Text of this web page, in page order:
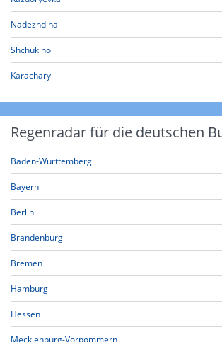
Nadezhdina
Shchukino
Karachary
Regenradar für die deutschen
Baden-Württemberg
Bayern
Berlin
Brandenburg
Bremen
Hamburg
Hessen
Mecklenburg-Vorpommern